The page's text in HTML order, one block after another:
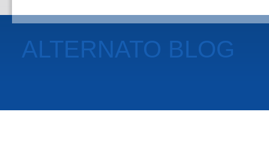
ALTERNATO BLOG